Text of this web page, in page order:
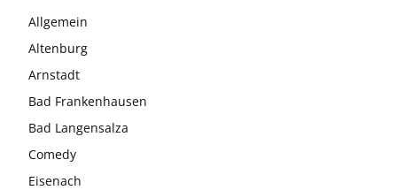
Allgemein
Altenburg
Arnstadt
Bad Frankenhausen
Bad Langensalza
Comedy
Eisenach